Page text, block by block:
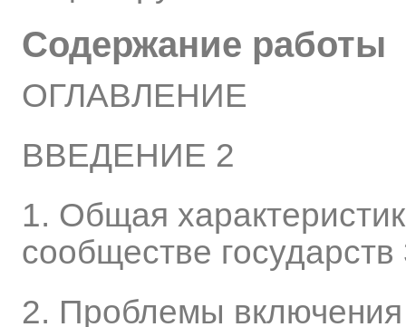
Содержание работы
ОГЛАВЛЕНИЕ
ВВЕДЕНИЕ 2
1. Общая
сообществе государств
2. Проблемы